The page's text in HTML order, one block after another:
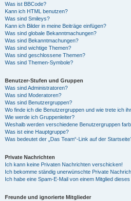
Was ist BBCode?
Kann ich HTML benutzen?
Was sind Smileys?
Kann ich Bilder in meine Beiträge einfügen?
Was sind globale Bekanntmachungen?
Was sind Bekanntmachungen?
Was sind wichtige Themen?
Was sind geschlossene Themen?
Was sind Themen-Symbole?
Benutzer-Stufen und Gruppen
Was sind Administratoren?
Was sind Moderatoren?
Was sind Benutzergruppen?
Wo finde ich die Benutzergruppen und wie trete ich
Wie werde ich Gruppenleiter?
Weshalb werden verschiedene Benutzergruppen
Was ist eine Hauptgruppe?
Was bedeutet der „Das Team“-Link auf der
Private Nachrichten
Ich kann keine Privaten Nachrichten verschicken!
Ich bekomme ständig unerwünschte Private
Ich habe eine Spam-E-Mail von einem Mitglied
Freunde und ignorierte Mitglieder